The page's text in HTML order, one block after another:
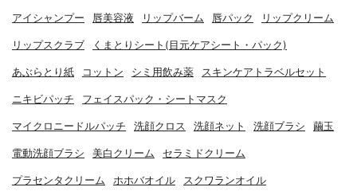
アイシャンプー 唇美容液 リップバーム 唇パック リップクリーム
リップスクラブ くまとりシート(目元ケアシート・パック)
あぶらとり紙 コットン シミ用飲み薬 スキンケアトラベルセット
ニキビパッチ フェイスパック・シートマスク
マイクロニードルパッチ 洗顔クロス 洗顔ネット 洗顔ブラシ 繭玉
電動洗顔ブラシ 美白クリーム セラミドクリーム
プラセンタクリーム ホホバオイル スクワランオイル